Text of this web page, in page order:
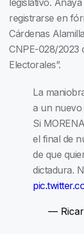
registrarse en
Cárdenas
CNPE-028/2023
Electorales”.
La
a un nuevo
Si
el final de
de que
dictadura.
—